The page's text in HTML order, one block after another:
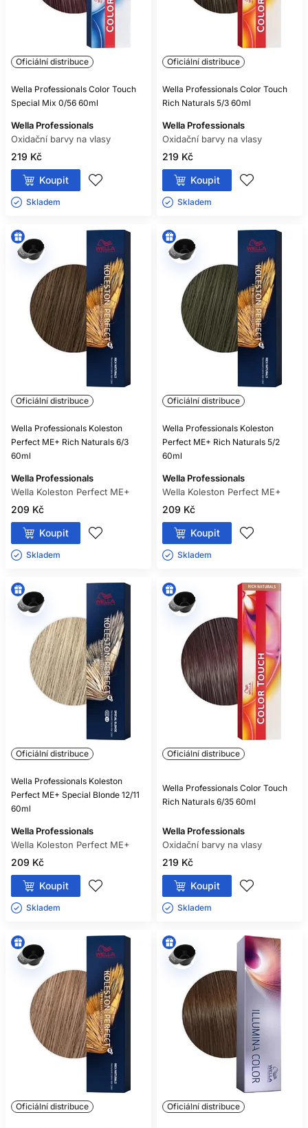
Oficiální distribuce
Wella Professionals Color Touch
Special Mix 0/56 60ml
Wella Professionals
Oxidační barvy na vlasy
219 Kč
Koupit
Skladem ㅤ
Oficiální distribuce
Wella Professionals Color Touch
Rich Naturals 5/3 60ml
Wella Professionals
Oxidační barvy na vlasy
219 Kč
Koupit
Skladem ㅤ
Oficiální distribuce
Wella Professionals Koleston
Perfect ME+ Rich Naturals 6/3
60ml
Wella Professionals
Wella Koleston Perfect ME+
209 Kč
Koupit
Skladem ㅤ
Oficiální distribuce
Wella Professionals Koleston
Perfect ME+ Rich Naturals 5/2
60ml
Wella Professionals
Wella Koleston Perfect ME+
209 Kč
Koupit
Skladem ㅤ
Oficiální distribuce
Wella Professionals Koleston
Perfect ME+ Special Blonde 12/11
60ml
Wella Professionals
Wella Koleston Perfect ME+
209 Kč
Koupit
Skladem ㅤ
Oficiální distribuce
Wella Professionals Color Touch
Rich Naturals 6/35 60ml
Wella Professionals
Oxidační barvy na vlasy
219 Kč
Koupit
Skladem ㅤ
Oficiální distribuce Oficiální distribuce